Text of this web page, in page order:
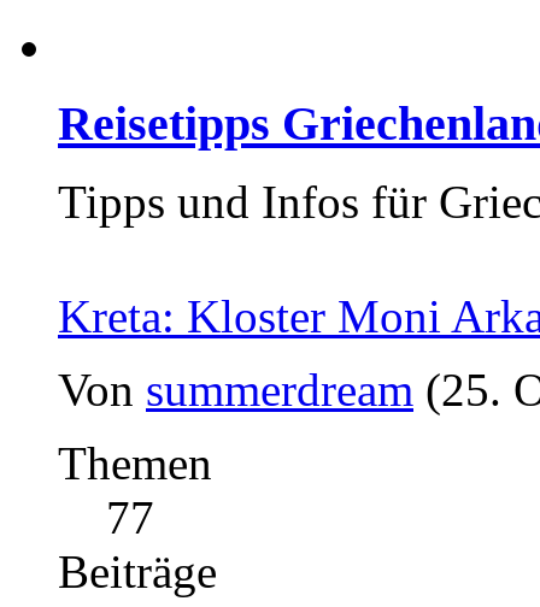
Reisetipps
Tipps und Infos für
Kreta: Kloster Moni
Von summerdream (25.
Themen
77
Beiträge